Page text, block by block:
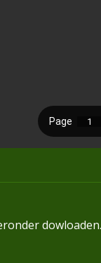
dowloaden.